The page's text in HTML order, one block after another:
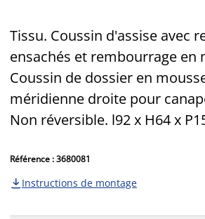
Tissu. Coussin d'assise avec
ensachés et rembourrage en
Coussin de dossier en
méridienne droite pour
Non réversible. l92 x H64 x
Référence : 3680081
 Instructions de montage